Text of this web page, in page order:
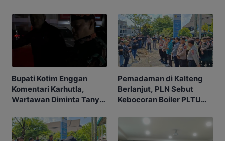
Bupati Kotim Enggan
Komentari Karhutla,
Wartawan Diminta Tanya
Pemadaman di Kalteng
Berlanjut, PLN Sebut
Kebocoran Boiler PLTU